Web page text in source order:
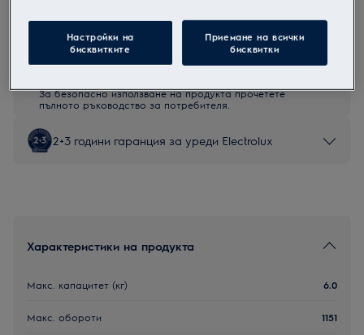
За безопасно използване на продукта прочетете
пълното ръководство за потребителя.
2+3 години гаранция за уреди Electrolux
Характеристики на продукта
Макс. капацитет (кг) 6.0
Макс. обороти 1151
Настройки на
бисквитките
Приемане на всички
бисквитки